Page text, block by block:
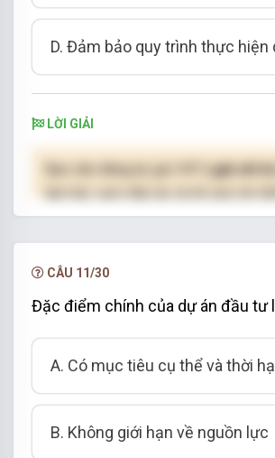
D. Đảm bảo quy trình thực hiện
LỜI GIẢI
( giá chỉ từ
hạn.
CÂU 11/30
Đặc điểm chính của dự án đầu tư
A. Có mục tiêu cụ thể và thời
B. Không giới hạn về nguồn lực